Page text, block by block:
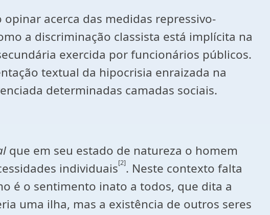
acerca das medidas repressivo-
a discriminação classista está implícita na
exercida por funcionários públicos.
textual da hipocrisia enraizada na
determinadas camadas sociais.
que em seu estado de natureza o homem
individuais[2]. Neste contexto falta
é o sentimento inato a todos, que dita a
uma ilha, mas a existência de outros seres